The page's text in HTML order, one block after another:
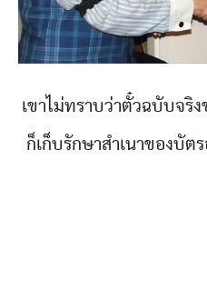
เขาไม่ทราบว่าตั๋วฉบับจริ
ก็เก็บรักษาสำเนาของบัต